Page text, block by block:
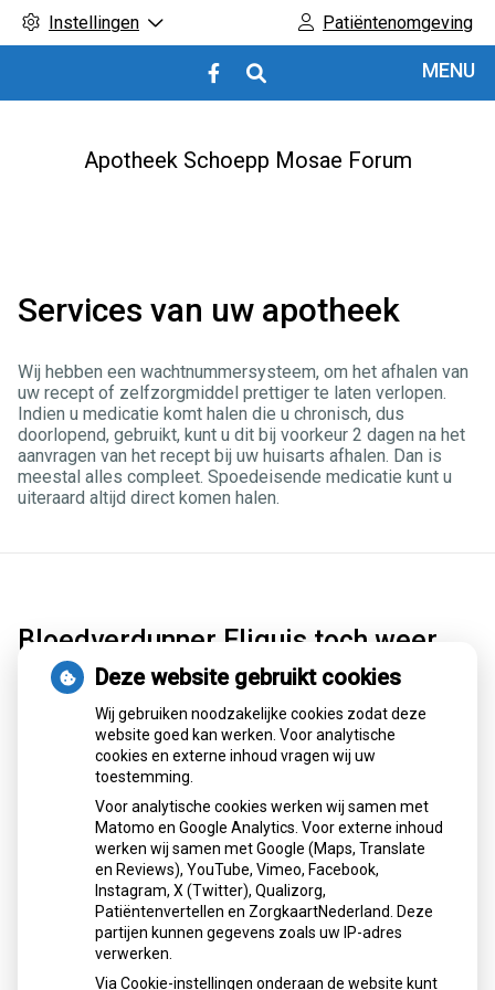
Instellingen Patiëntenomgeving
Bezoek
onze
MENU
Apotheek Schoepp Mosae Forum
Services van uw apotheek
Wij hebben een wachtnummersysteem, om het afhalen van
uw recept of zelfzorgmiddel prettiger te laten verlopen.
Indien u medicatie komt halen die u chronisch, dus
doorlopend, gebruikt, kunt u dit bij voorkeur 2 dagen na het
aanvragen van het recept bij uw huisarts afhalen. Dan is
meestal alles compleet. Spoedeisende medicatie kunt u
uiteraard altijd direct komen halen.
Bloedverdunner Eliquis toch weer
beschikbaar dankzij tijdelijke
afspraken
Bloedverdunner Eliquis is sinds 18 december 2025 weer
leverbaar aan apotheken dankzij tijdelijke afspraken tussen
groothandel Mosadex en fabrikant BMS. De eerdere stop
volgde op een prijsconflict. Door het akkoord hoeven ruim
260.000 patiënten voorlopig niet over te stappen op een
ander middel. De partijen werken aan een structurele
oplossing.
Lees het hele artikel op: Nationale zorggids
Publicatiedatum:19-12-2025
Deze website gebruikt cookies
Wij gebruiken noodzakelijke cookies zodat deze
website goed kan werken. Voor analytische
cookies en externe inhoud vragen wij uw
toestemming.
Voor analytische cookies werken wij samen met
Matomo en Google Analytics. Voor externe inhoud
werken wij samen met Google (Maps, Translate
en Reviews), YouTube, Vimeo, Facebook,
Instagram, X (Twitter), Qualizorg,
Patiëntenvertellen en ZorgkaartNederland. Deze
partijen kunnen gegevens zoals uw IP-adres
verwerken.
Via Cookie-instellingen onderaan de website kunt